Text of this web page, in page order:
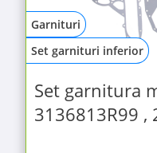
Garnituri
Set garnituri inferior
Set garnitura
3136813R99 ,